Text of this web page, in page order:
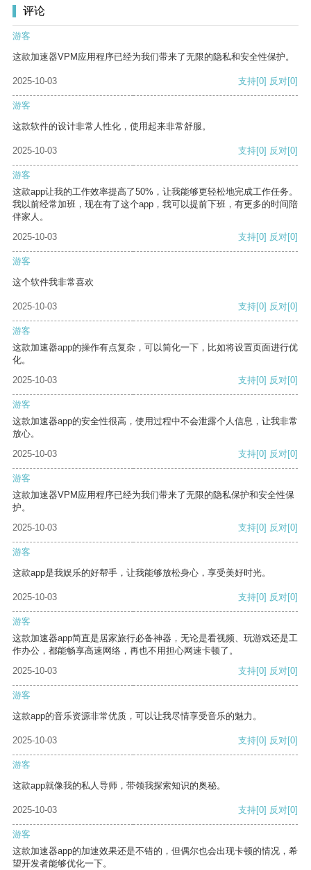
评论
游客
这款加速器VPM应用程序已经为我们带来了无限的隐私和安全性保护。
2025-10-03 支持[0] 反对[0]
游客
这款软件的设计非常人性化，使用起来非常舒服。
2025-10-03 支持[0] 反对[0]
游客
这款app让我的工作效率提高了50%，让我能够更轻松地完成工作任务。
我以前经常加班，现在有了这个app，我可以提前下班，有更多的时间陪
伴家人。
2025-10-03
支持[0] 反对[0]
游客
这个软件我非常喜欢
2025-10-03 支持[0] 反对[0]
游客
这款加速器app的操作有点复杂，可以简化一下，比如将设置页面进行优
化。
2025-10-03
支持[0] 反对[0]
游客
这款加速器app的安全性很高，使用过程中不会泄露个人信息，让我非常
放心。
2025-10-03
支持[0] 反对[0]
游客
这款加速器VPM应用程序已经为我们带来了无限的隐私保护和安全性保
护。
2025-10-03
支持[0] 反对[0]
游客
这款app是我娱乐的好帮手，让我能够放松身心，享受美好时光。
2025-10-03 支持[0] 反对[0]
游客
这款加速器app简直是居家旅行必备神器，无论是看视频、玩游戏还是工
作办公，都能畅享高速网络，再也不用担心网速卡顿了。
2025-10-03
支持[0] 反对[0]
游客
这款app的音乐资源非常优质，可以让我尽情享受音乐的魅力。
2025-10-03 支持[0] 反对[0]
游客
这款app就像我的私人导师，带领我探索知识的奥秘。
2025-10-03 支持[0] 反对[0]
游客
这款加速器app的加速效果还是不错的，但偶尔也会出现卡顿的情况，希
望开发者能够优化一下。